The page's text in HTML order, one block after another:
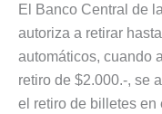
El Banco Central de
autoriza a retirar
automáticos, cuando
retiro de $2.000.-, se
el retiro de billetes en